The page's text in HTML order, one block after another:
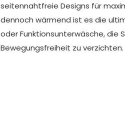
seitennahtfreie Designs für
dennoch wärmend ist es die
oder Funktionsunterwäsche, die
Bewegungsfreiheit zu verzichten.